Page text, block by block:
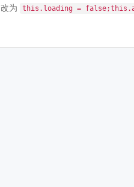
改为
this.loading =